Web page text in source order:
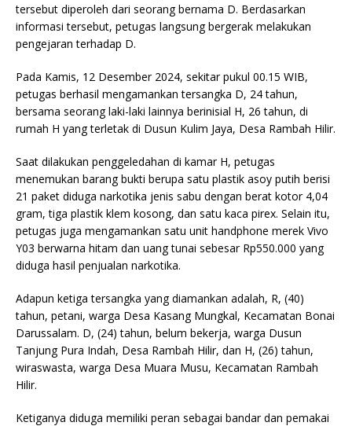
tersebut diperoleh dari seorang bernama D. Berdasarkan
informasi tersebut, petugas langsung bergerak melakukan
pengejaran terhadap D.
Pada Kamis, 12 Desember 2024, sekitar pukul 00.15 WIB,
petugas berhasil mengamankan tersangka D, 24 tahun,
bersama seorang laki-laki lainnya berinisial H, 26 tahun, di
rumah H yang terletak di Dusun Kulim Jaya, Desa Rambah Hilir.
Saat dilakukan penggeledahan di kamar H, petugas
menemukan barang bukti berupa satu plastik asoy putih berisi
21 paket diduga narkotika jenis sabu dengan berat kotor 4,04
gram, tiga plastik klem kosong, dan satu kaca pirex. Selain itu,
petugas juga mengamankan satu unit handphone merek Vivo
Y03 berwarna hitam dan uang tunai sebesar Rp550.000 yang
diduga hasil penjualan narkotika.
Adapun ketiga tersangka yang diamankan adalah, R, (40)
tahun, petani, warga Desa Kasang Mungkal, Kecamatan Bonai
Darussalam. D, (24) tahun, belum bekerja, warga Dusun
Tanjung Pura Indah, Desa Rambah Hilir, dan H, (26) tahun,
wiraswasta, warga Desa Muara Musu, Kecamatan Rambah
Hilir.
Ketiganya diduga memiliki peran sebagai bandar dan pemakai